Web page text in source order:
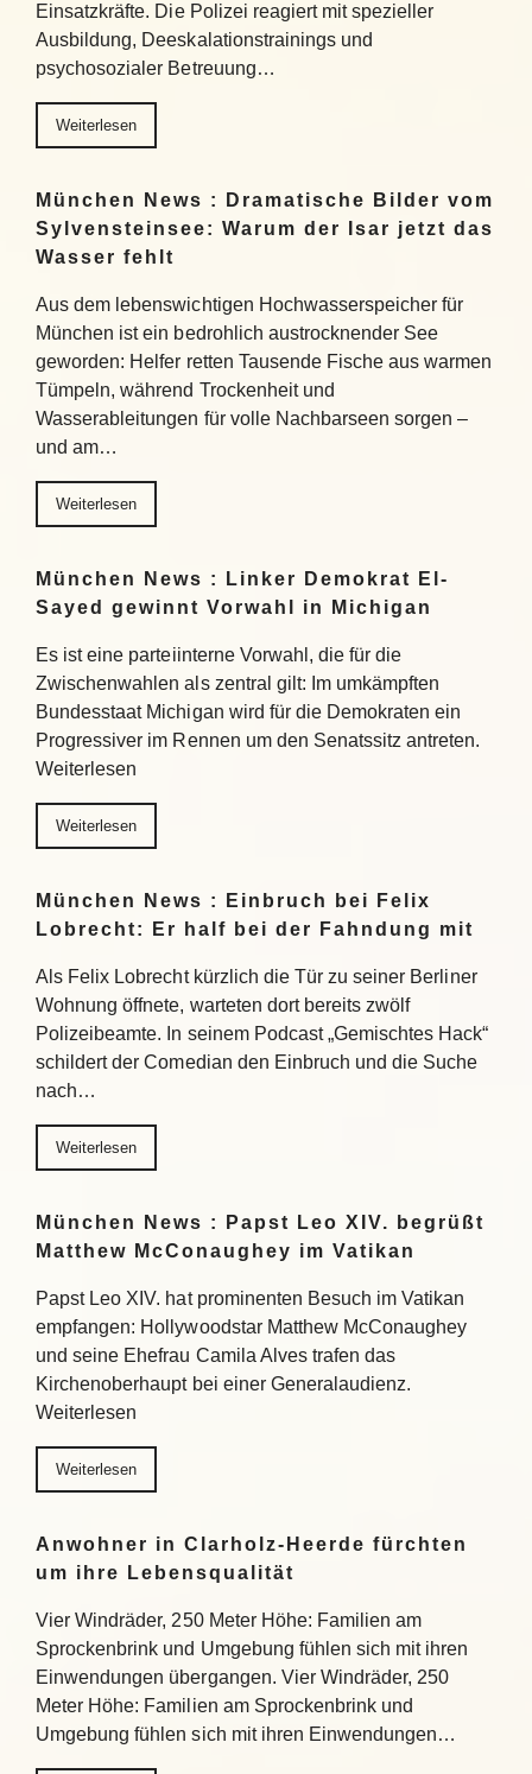
Einsatzkräfte. Die Polizei reagiert mit spezieller
Ausbildung, Deeskalationstrainings und
psychosozialer Betreuung…
Weiterlesen
München News : Dramatische Bilder vom
Sylvensteinsee: Warum der Isar jetzt das
Wasser fehlt
Aus dem lebenswichtigen Hochwasserspeicher für
München ist ein bedrohlich austrocknender See
geworden: Helfer retten Tausende Fische aus warmen
Tümpeln, während Trockenheit und
Wasserableitungen für volle Nachbarseen sorgen –
und am…
Weiterlesen
München News : Linker Demokrat El-
Sayed gewinnt Vorwahl in Michigan
Es ist eine parteiinterne Vorwahl, die für die
Zwischenwahlen als zentral gilt: Im umkämpften
Bundesstaat Michigan wird für die Demokraten ein
Progressiver im Rennen um den Senatssitz antreten.
Weiterlesen
Weiterlesen
München News : Einbruch bei Felix
Lobrecht: Er half bei der Fahndung mit
Als Felix Lobrecht kürzlich die Tür zu seiner Berliner
Wohnung öffnete, warteten dort bereits zwölf
Polizeibeamte. In seinem Podcast „Gemischtes Hack“
schildert der Comedian den Einbruch und die Suche
nach…
Weiterlesen
München News : Papst Leo XIV. begrüßt
Matthew McConaughey im Vatikan
Papst Leo XIV. hat prominenten Besuch im Vatikan
empfangen: Hollywoodstar Matthew McConaughey
und seine Ehefrau Camila Alves trafen das
Kirchenoberhaupt bei einer Generalaudienz.
Weiterlesen
Weiterlesen
Anwohner in Clarholz-Heerde fürchten
um ihre Lebensqualität
Vier Windräder, 250 Meter Höhe: Familien am
Sprockenbrink und Umgebung fühlen sich mit ihren
Einwendungen übergangen. Vier Windräder, 250
Meter Höhe: Familien am Sprockenbrink und
Umgebung fühlen sich mit ihren Einwendungen…